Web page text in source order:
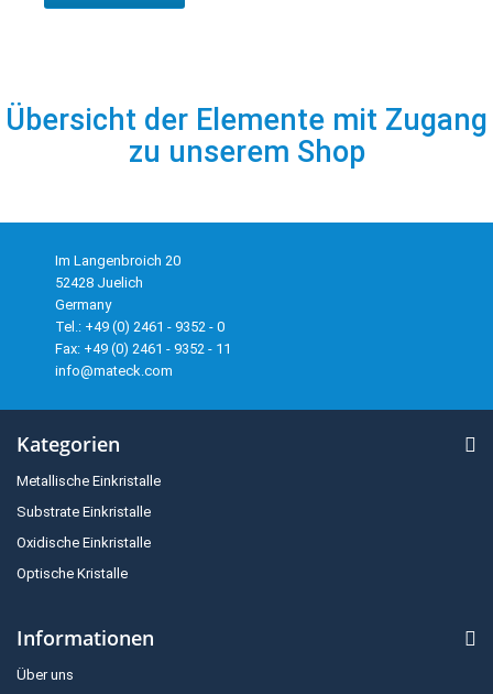
Übersicht der Elemente mit Zugang
zu unserem Shop
Im Langenbroich 20
52428 Juelich
Germany
Tel.: +49 (0) 2461 - 9352 - 0
Fax: +49 (0) 2461 - 9352 - 11
info@mateck.com
Kategorien
Metallische Einkristalle
Substrate Einkristalle
Oxidische Einkristalle
Optische Kristalle
Informationen
Über uns